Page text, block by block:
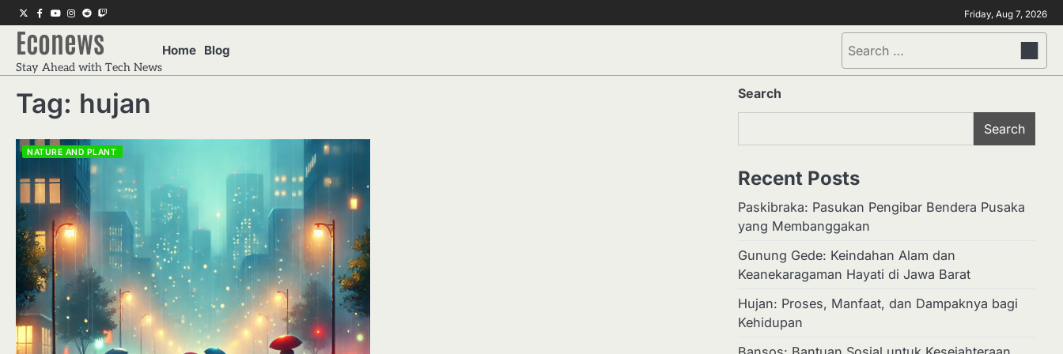
Skip
to
content
Twitter
Facebook
YoutubeInstagram
Reddit Friday, Aug 7, 2026
Econews
Stay Ahead with Tech News
Home Blog
Search
for:
Tag: hujan
NATURE AND PLANT
Search
Search
Recent Posts
Paskibraka: Pasukan Pengibar Bendera Pusaka
yang Membanggakan
Gunung Gede: Keindahan Alam dan
Keanekaragaman Hayati di Jawa Barat
Hujan: Proses, Manfaat, dan Dampaknya bagi
Kehidupan